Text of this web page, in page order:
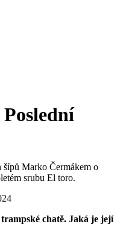
šípů Marko Čermákem o
srubu El toro.
chatě. Jaká je její